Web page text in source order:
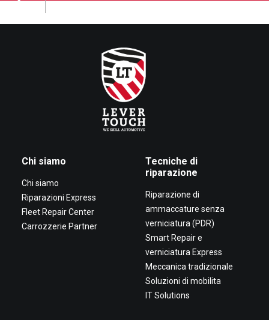
Chi siamo
Chi siamo
Riparazioni Express
Fleet Repair Center
Carrozzerie Partner
Tecniche di
riparazione
Riparazione di
ammaccature senza
verniciatura (PDR)
Smart Repair e
verniciatura Express
Meccanica tradizionale
Soluzioni di mobilita
IT Solutions